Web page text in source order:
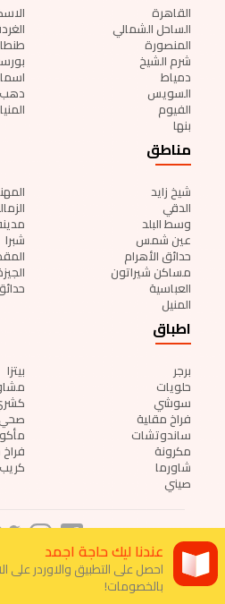
القاهرة
الساحل الشمالي
المنصورة طنطا
شرم الشيخ
دمياط
السويس دهب
الفيوم المنيا
بنها
مناطق
شيخ زايد
الدقي
وسط البلد
عين شمس شبرا
حدائق الأهرام
مساكن شيراتون
العباسية
المنيل
اطباق
برجر بيتزا
حلويات
سوشي
فراخ مقلية
ساندوتشات
مكرونة
شاورما كريب
صيني
عنا الأحكام والشروط
عندنا ليك حاجة اجمد
احصل على التطبيق والاوردر على
بالخصومات!